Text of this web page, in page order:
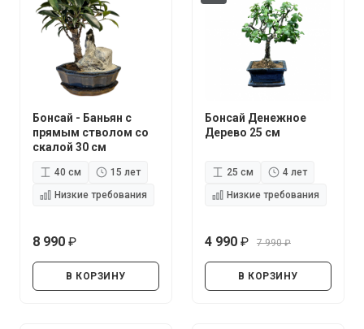
Бонсай - Баньян с
прямым стволом со
скалой 30 см
40 см
15 лет
Низкие требования
8 990
В КОРЗИНУ
Бонсай Денежное
Дерево 25 см
25 см
4 лет
Низкие требования
4 990
7 990
В КОРЗИНУ